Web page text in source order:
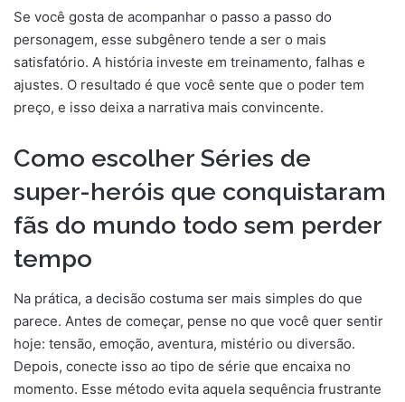
Se você gosta de acompanhar o passo a passo do
personagem, esse subgênero tende a ser o mais
satisfatório. A história investe em treinamento, falhas e
ajustes. O resultado é que você sente que o poder tem
preço, e isso deixa a narrativa mais convincente.
Como escolher Séries de
super-heróis que conquistaram
fãs do mundo todo sem perder
tempo
Na prática, a decisão costuma ser mais simples do que
parece. Antes de começar, pense no que você quer sentir
hoje: tensão, emoção, aventura, mistério ou diversão.
Depois, conecte isso ao tipo de série que encaixa no
momento. Esse método evita aquela sequência frustrante